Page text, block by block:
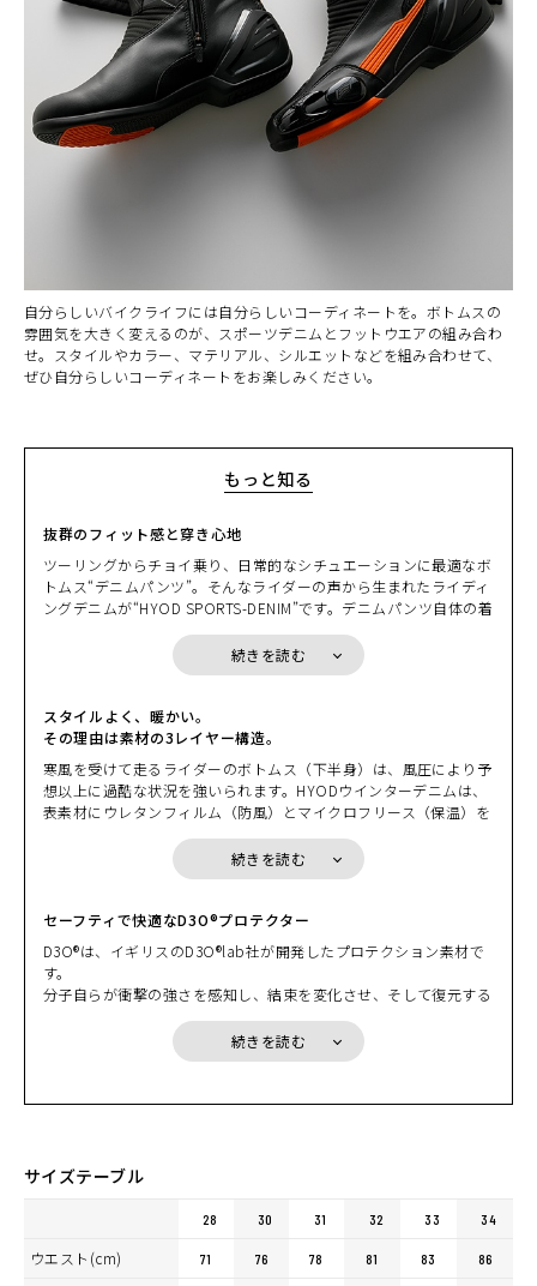
自分らしいバイクライフには自分らしいコーディネートを。ボトムスの
雰囲気を大きく変えるのが、スポーツデニムとフットウエアの組み合わ
せ。スタイルやカラー、マテリアル、シルエットなどを組み合わせて、
ぜひ自分らしいコーディネートをお楽しみください。
もっと知る
抜群のフィット感と穿き心地
ツーリングからチョイ乗り、日常的なシチュエーションに最適なボ
トムス“デニムパンツ”。そんなライダーの声から生まれたライディ
ングデニムが“HYOD SPORTS-DENIM”です。デニムパンツ自体の着
ーンメイキング。とにかく穿きやすいと言われるのはその工夫から
生まれています。バイクに跨った際の“腰まわりのフィット
やすさ”を可能にするサイズ感と一般のデニムでは考えられないほ
どの長いレングス（股下の長さ）は、実際に走ってみてはじめて納
得できる穿き心地を実現しています。
続きを読む
スタイルよく、暖かい。
その理由は素材の3レイヤー構造。
寒風を受けて走るライダーのボトムス（下半身）は、風圧により予
想以上に過酷な状況を強いられます。HYODウインターデニムは、
表素材にウレタンフィルム（防風）とマイクロフリース（保温）を
センサー（蓄熱・保温）を装着して、防風性と保温性を向上させて
います。スタイリッシュなシルエットを保ちながら抜群の保温性を
いるのは、スタイルの良さだけに留まらないその暖かさが理由とな
っているのです。
続きを読む
セーフティで快適なD3O®プロテクター
D3O®は、イギリスのD3O®lab社が開発したプロテクション素材で
す。
分子自らが衝撃の強さを感知し、結束を変化させ、そして復元する
ています。何も衝撃が加わっていないときには分子は自由に動き、
柔軟な状態を保っていますが、いったん強い衝撃を受けると瞬時に
り、衝撃を吸収し分散します。そして衝撃がなくなってしまうと分
くのライダーから絶賛の声と支持を得ています。衝撃吸収力を高め
ながらプロテクションを薄くでき、着心地・デザインの面でも多く
続きを読む
サイズテーブル
28 30 31 32 33 34
ウエスト(cm) 71 76 78 81 83 86
BEIGE
33
¥25,850 (税込)
カートに入れる
BLACK
30
(税込)
カートに入れる
30
¥25,850(税込)
BLACK/BLACK
31
カートに入れる
BLACK/BLACK
¥25,850(税込)
KHAKI
¥25,850(税込)
¥25,850(税込)
カートに入れる
¥25,850(税込)